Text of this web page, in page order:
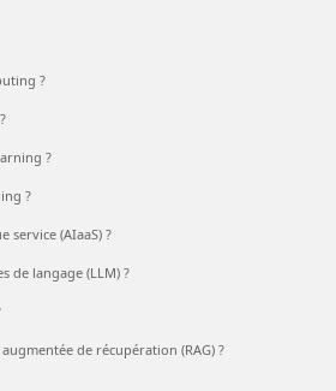
?
?
?
service (AIaaS) ?
de langage (LLM) ?
de récupération (RAG) ?